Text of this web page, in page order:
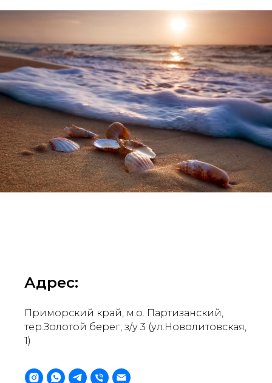
Адрес:
Приморский край, м.о. Партизанский,
тер.Золотой берег, з/у 3 (ул.Новолитовская,
1)